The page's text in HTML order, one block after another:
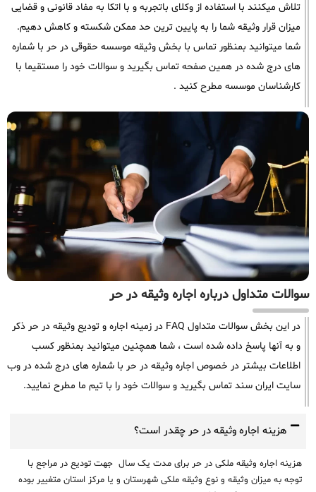
تلاش میکنند با استفاده از وکلای باتجربه و با اتکا به مفاد قانونی و قضایی
میزان قرار وثیقه شما را به پایین ترین حد ممکن شکسته و کاهش دهیم.
شما میتوانید بمنظور تماس با بخش وثیقه موسسه حقوقی در حر با شماره
های درج شده در همین صفحه تماس بگیرید و سوالات خود را مستقیما با
کارشناسان موسسه مطرح کنید .
سوالات متداول درباره اجاره وثیقه در حر
در این بخش سوالات متداول FAQ در زمینه اجاره و تودیع وثیقه در حر ذکر
و به آنها پاسخ داده شده است ، شما همچنین میتوانید بمنظور کسب
اطلاعات بیشتر در خصوص اجاره وثیقه در حر با شماره های درج شده در وب
سایت ایران سند تماس بگیرید و سوالات خود را با تیم ما مطرح نمایید.
هزینه اجاره وثیقه در حر چقدر است؟
هزینه اجاره وثیقه ملکی در حر برای مدت یک سال جهت تودیع در مراجع با
توجه به میزان وثیقه و نوع وثیقه ملکی شهرستان و یا مرکز استان متغییر بوده